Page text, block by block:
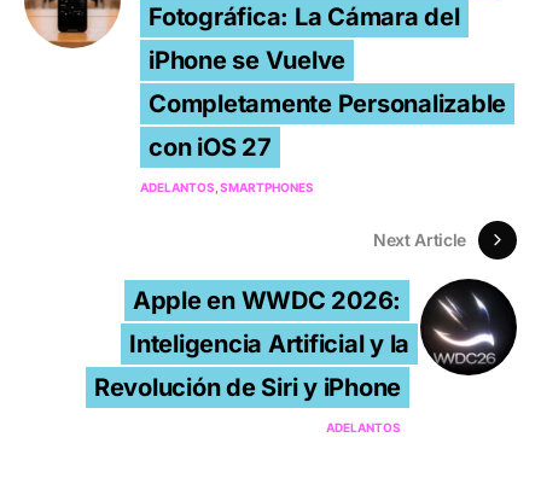
Fotográfica: La Cámara del
iPhone se Vuelve
Completamente Personalizable
con iOS 27
ADELANTOS SMARTPHONES
Next Article
Apple en WWDC 2026:
Inteligencia Artificial y la
Revolución de Siri y iPhone
ADELANTOS